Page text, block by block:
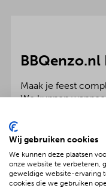
BBQenzo.nl
Maak je feest
We kunnen
bestek, glaswerk,
helemaal nergens
Bekijk hier ons
Wij gebruiken cookies
We kunnen deze plaatsen
onze website te verbeteren,
geweldige website-ervaring
cookies die we gebruiken